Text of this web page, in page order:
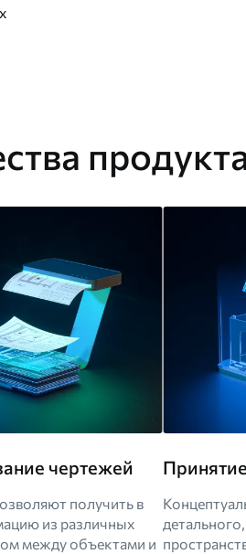
чертежей
получить в
из различных
между объектами и